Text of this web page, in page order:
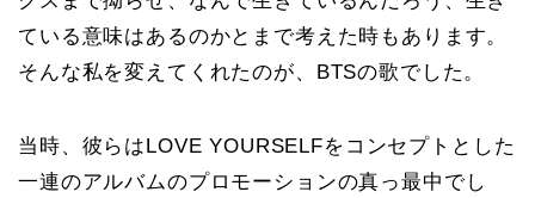
ている意味はあるのかとまで考えた時もあります。
そんな私を変えてくれたのが、BTSの歌でした。
当時、彼らはLOVE YOURSELFをコンセプトとした
一連のアルバムのプロモーションの真っ最中でし